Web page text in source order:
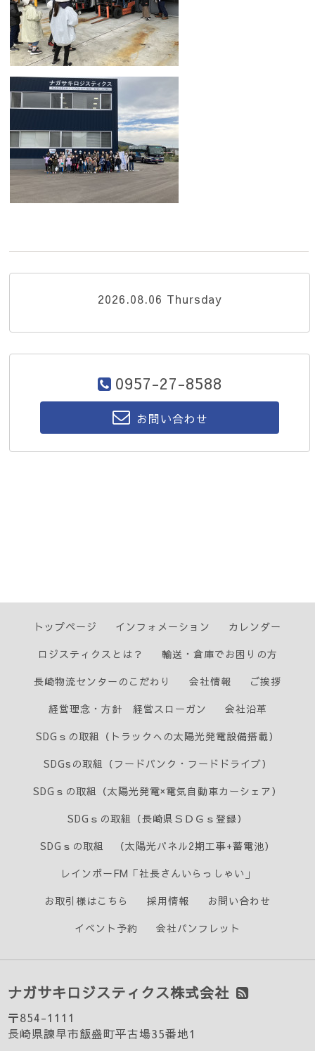
2026.08.06 Thursday
0957-27-8588
お問い合わせ
トップページ インフォメーション
カレンダー
ロジスティクスとは？
輸送・倉庫でお困りの方
長崎物流センターのこだわり
会社情報
ご挨拶
経営理念・方針 経営スローガン
会社沿革
SDGｓの取組（トラックへの太陽光発電設備搭載）
SDGsの取組（フードバンク・フードドライブ）
SDGｓの取組（太陽光発電×電気自動車カーシェア）
SDGｓの取組（長崎県ＳＤＧｓ登録）
SDGｓの取組 （太陽光パネル2期工事+蓄電池）
レインボーFM「社長さんいらっしゃい」
お取引様はこちら
採用情報
お問い合わせ
イベント予約
会社パンフレット
ナガサキロジスティクス株式会社
〒854-1111
長崎県諫早市飯盛町平古場35番地1